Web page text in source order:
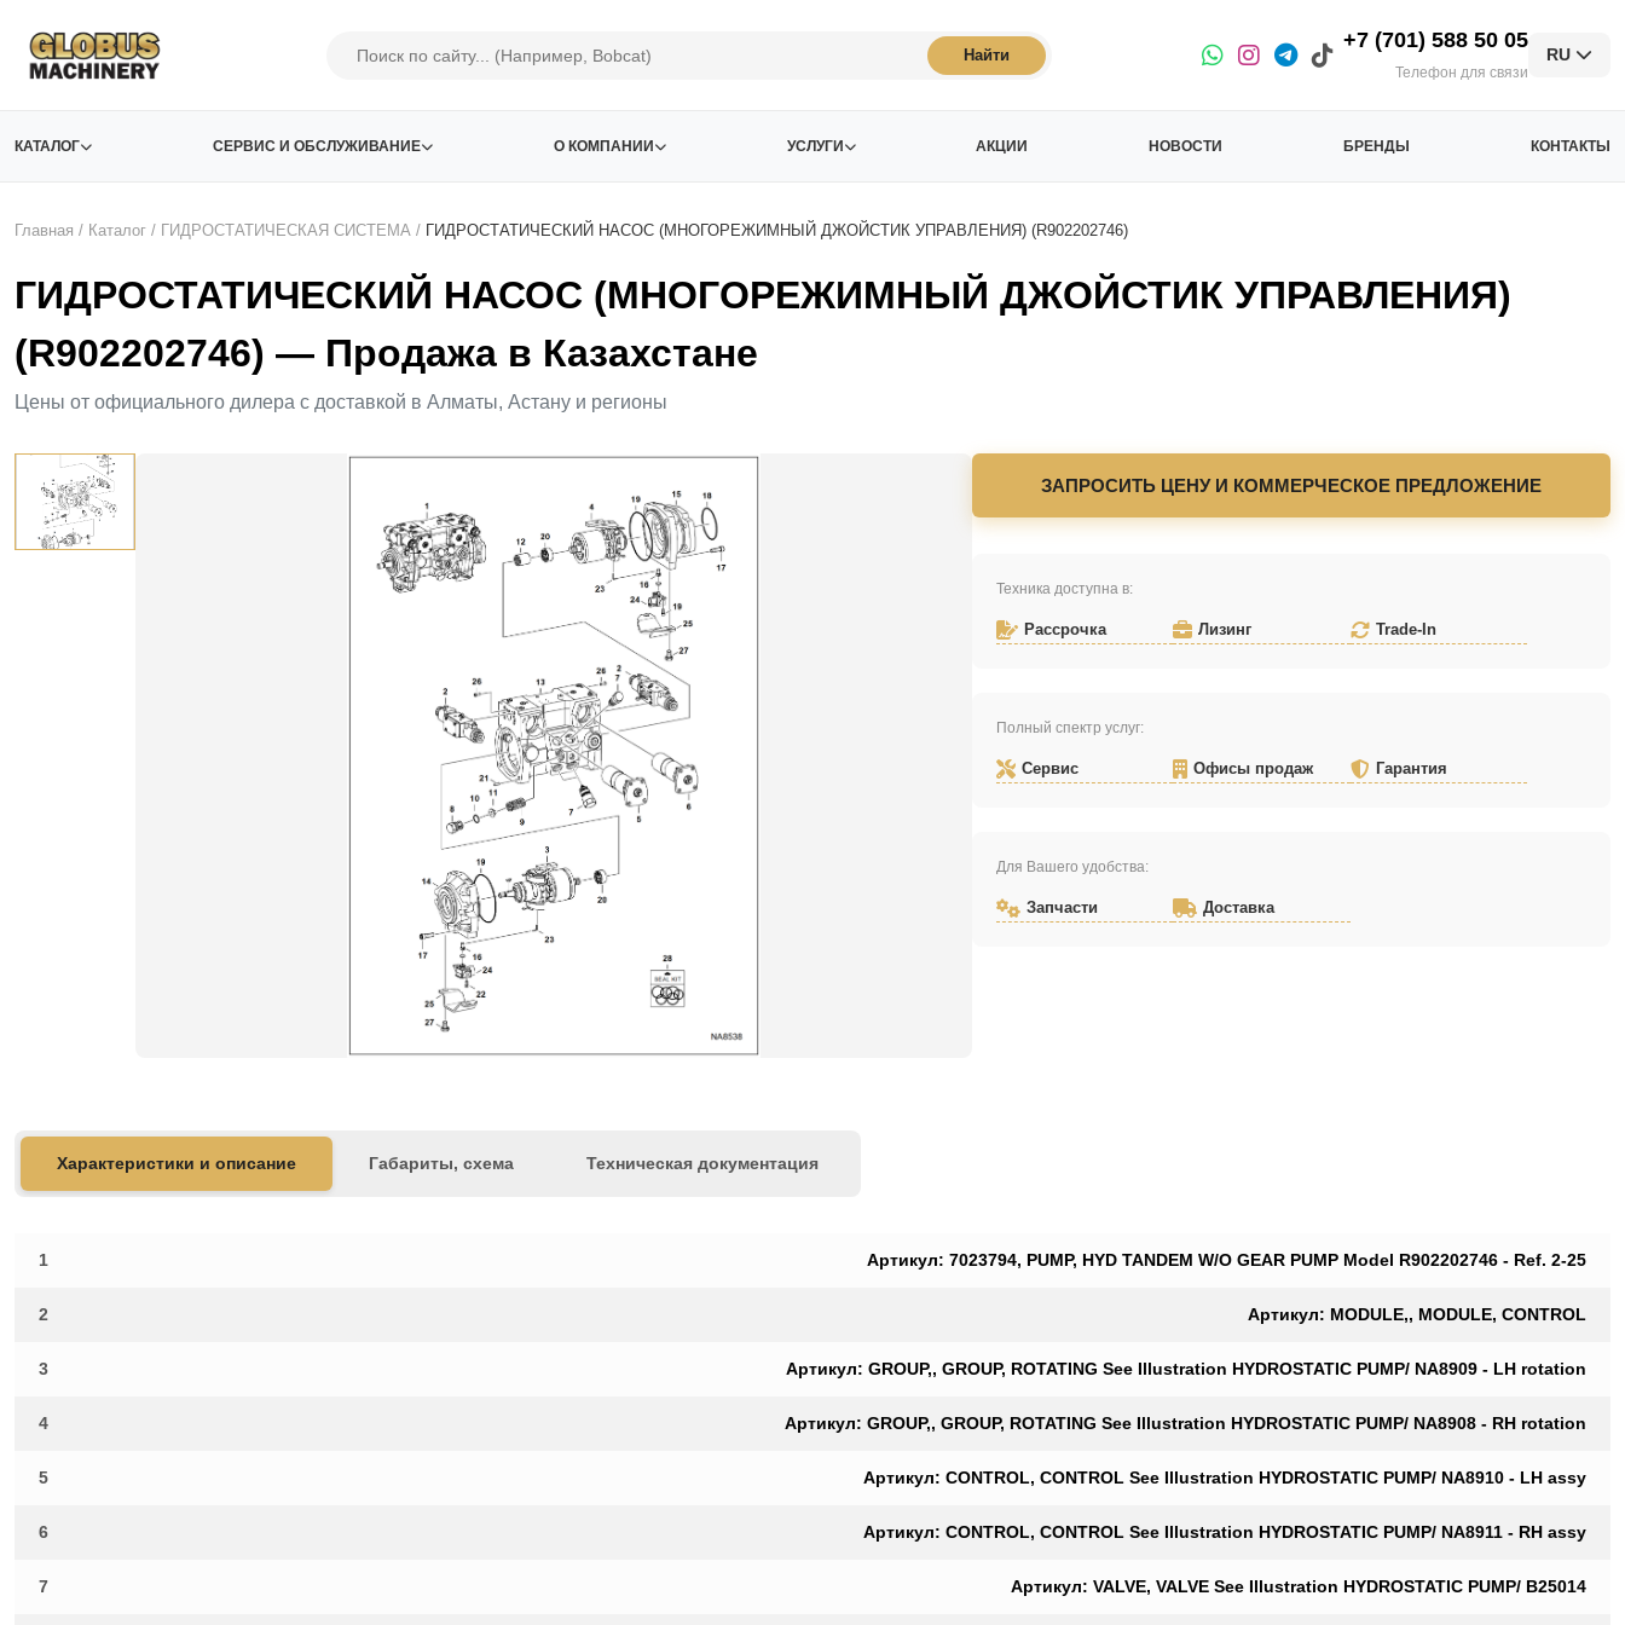
Найти
+7 (701) 588 50 05
Телефон для связи
RU
КАТАЛОГ СЕРВИС И ОБСЛУЖИВАНИЕ О КОМПАНИИ УСЛУГИ АКЦИИ НОВОСТИ БРЕНДЫ КОНТАКТЫ
Главная / Каталог / ГИДРОСТАТИЧЕСКАЯ СИСТЕМА / ГИДРОСТАТИЧЕСКИЙ НАСОС (МНОГОРЕЖИМНЫЙ ДЖОЙСТИК УПРАВЛЕНИЯ) (R902202746)
ГИДРОСТАТИЧЕСКИЙ НАСОС (МНОГОРЕЖИМНЫЙ ДЖОЙСТИК УПРАВЛЕНИЯ)
(R902202746) — Продажа в Казахстане
Цены от официального дилера с доставкой в Алматы, Астану и регионы
ЗАПРОСИТЬ ЦЕНУ И КОММЕРЧЕСКОЕ ПРЕДЛОЖЕНИЕ
Техника доступна в:
Рассрочка Лизинг Trade-In
Полный спектр услуг:
Сервис Офисы продаж Гарантия
Для Вашего удобства:
Запчасти Доставка
Характеристики и описание Габариты, схема Техническая документация
1 Артикул: 7023794, PUMP, HYD TANDEM W/O GEAR PUMP Model R902202746 - Ref. 2-25
2 Артикул: MODULE,, MODULE, CONTROL
3 Артикул: GROUP,, GROUP, ROTATING See Illustration HYDROSTATIC PUMP/ NA8909 - LH rotation
4 Артикул: GROUP,, GROUP, ROTATING See Illustration HYDROSTATIC PUMP/ NA8908 - RH rotation
5 Артикул: CONTROL, CONTROL See Illustration HYDROSTATIC PUMP/ NA8910 - LH assy
6 Артикул: CONTROL, CONTROL See Illustration HYDROSTATIC PUMP/ NA8911 - RH assy
7 Артикул: VALVE, VALVE See Illustration HYDROSTATIC PUMP/ B25014